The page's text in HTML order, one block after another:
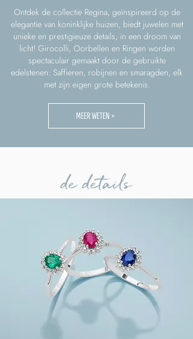
Ontdek de collectie Regina, geïnspireerd op de
elegantie van koninklijke huizen, biedt juwelen met
unieke en prestigieuze details, in een droom van
licht! Girocolli, Oorbellen en Ringen worden
spectaculair gemaakt door de gebruikte
edelstenen: Saffieren, robijnen en smaragden, elk
met zijn eigen grote betekenis.
MEER WETEN >
de details